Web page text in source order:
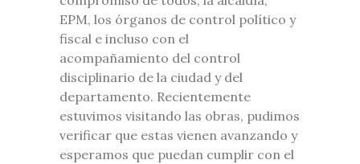
EPM, los órganos de control político y
fiscal e incluso con el
acompañamiento del control
disciplinario de la ciudad y del
departamento. Recientemente
estuvimos visitando las obras, pudimos
verificar que estas vienen avanzando y
esperamos que puedan cumplir con el